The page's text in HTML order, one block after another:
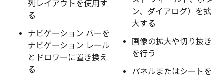
列レイアウトを使用す
る
ナビゲーション バーを
ナビゲーション レール
とドロワーに置き換え
る
ン、ダイアログ）を拡
大する
画像の拡大や切り抜き
を行う
パネルまたはシートを